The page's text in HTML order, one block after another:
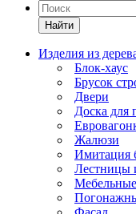
Найти
Изделия из
Блок-хаус
Брусок
Двери
Доска для
Жалюзи
Имитация
Лестницы